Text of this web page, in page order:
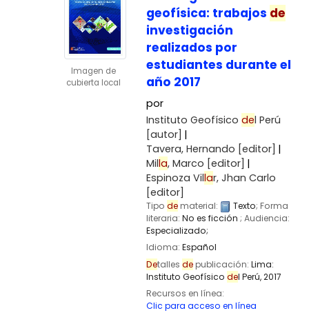
Imagen de
cubierta local
geofísica: trabajos de
investigación
realizados por
estudiantes durante el
año 2017
por
Instituto Geofísico del Perú
[autor]
Tavera, Hernando [editor]
Milla, Marco [editor]
Espinoza Villar, Jhan Carlo
[editor]
Tipo dematerial: Texto; Forma
literaria: No es ficción ; Audiencia:
Especializado;
Idioma: Español
Detalles depublicación: Lima:
Instituto Geofísico del Perú,2017
Recursos en línea:
Clic para acceso en línea